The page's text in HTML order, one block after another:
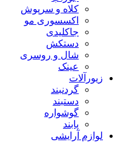
کلاه و سرپوش
اکسسوری مو
جاکلیدی
دستکش
شال و روسری
عینک
زیورآلات
گردنبند
دستبند
گوشواره
پابند
لوازم آرایشی